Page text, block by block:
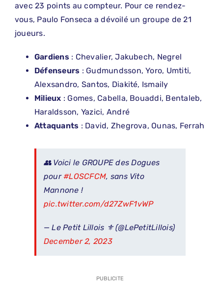
avec 23 points au compteur. Pour ce rendez-
vous, Paulo Fonseca a dévoilé un groupe de 21
joueurs.
Gardiens : Chevalier, Jakubech, Negrel
Défenseurs : Gudmundsson, Yoro, Umtiti,
Alexsandro, Santos, Diakité, Ismaily
Milieux : Gomes, Cabella, Bouaddi, Bentaleb,
Haraldsson, Yazici, André
Attaquants : David, Zhegrova, Ounas, Ferrah
👥 Voici le GROUPE des Dogues
pour#LOSCFCM, sans Vito
Mannone !
pic.twitter.com/d27ZwF1vWP
— Le Petit Lillois ⚜️ (@LePetitLillois)
December 2, 2023
PUBLICITE